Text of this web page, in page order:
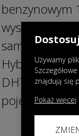
benzynowym
sam
Hybrid
DHT. Baterie
pojemność:
Używamy
znajdują się
Pokaż więcej